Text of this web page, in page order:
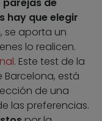
parejas de
hay que elegir
se aporta un
lo realicen.
. Este test de la
Barcelona, está
de una
las preferencias.